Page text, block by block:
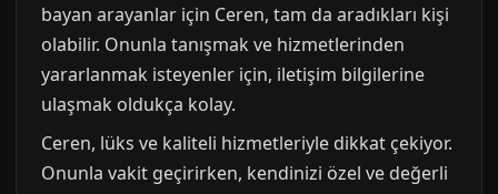
bayan arayanlar için Ceren, tam da aradıkları kişi
olabilir. Onunla tanışmak ve hizmetlerinden
yararlanmak isteyenler için, iletişim bilgilerine
ulaşmak oldukça kolay.
Ceren, lüks ve kaliteli hizmetleriyle dikkat çekiyor.
Onunla vakit geçirirken, kendinizi özel ve değerli